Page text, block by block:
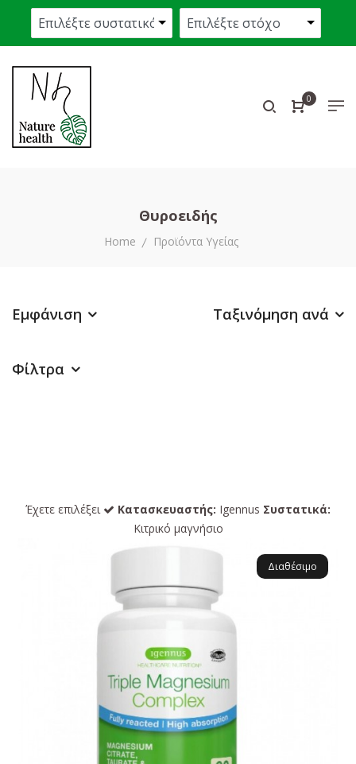
0
Θυροειδής
Home Προϊόντα Υγείας
Εμφάνιση Ταξινόμηση ανά
Φίλτρα
Έχετε επιλέξει Κατασκευαστής: Igennus Συστατικά:
Κιτρικό μαγνήσιο
Διαθέσιμο